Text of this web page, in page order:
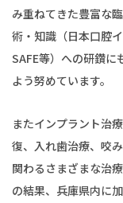
み重ねてきた豊富な
術・知識（日本口腔
SAFE等）への研鑽に
よう努めています。
またインプラント治
復、入れ歯治療、咬
関わるさまざまな治
の結果、兵庫県内に